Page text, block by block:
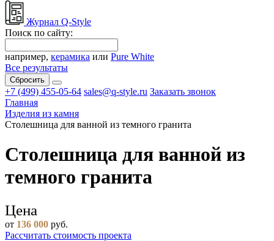
Журнал Q-Style
Поиск по сайту:
например, керамика или Pure White
Все результаты
Сбросить
+7 (499) 455-05-64 sales@q-style.ru Заказать звонок
Главная
Изделия из камня
Столешница для ванной из темного гранита
Столешница для ванной из
темного гранита
Цена
от 136 000 руб.
Рассчитать стоимость проекта